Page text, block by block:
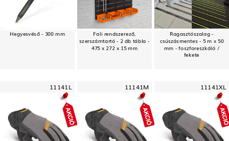
Hegyesvéső - 300 mm Fali rendszerező,
szerszámtartó - 2 db tábla -
475 x 272 x 15 mm
Ragasztószalag -
csúszásmentes - 5 m x 50
mm - foszforeszkáló /
fekete
11141L 11141M 11141XL